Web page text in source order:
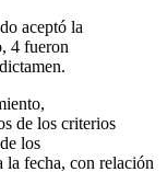
aceptó la
4 fueron
de los criterios
los
la fecha, con relación